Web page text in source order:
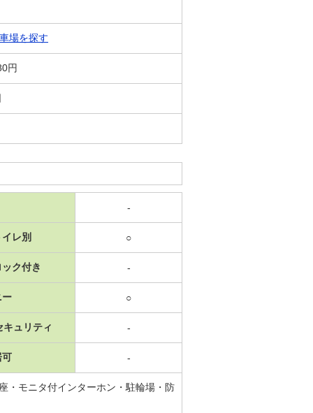
場を探す
円
-
レ別 ○
ク付き -
ー ○
キュリティ -
可 -
・モニタ付インターホン・駐輪場・防